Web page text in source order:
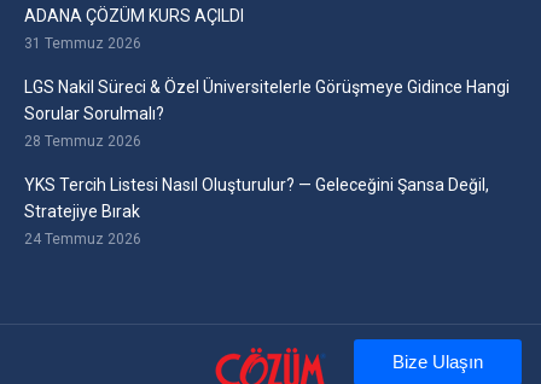
ADANA ÇÖZÜM KURS AÇILDI
31 Temmuz 2026
LGS Nakil Süreci & Özel Üniversitelerle Görüşmeye Gidince Hangi
Sorular Sorulmalı?
28 Temmuz 2026
YKS Tercih Listesi Nasıl Oluşturulur? — Geleceğini Şansa Değil,
Stratejiye Bırak
24 Temmuz 2026
Bize Ulaşın